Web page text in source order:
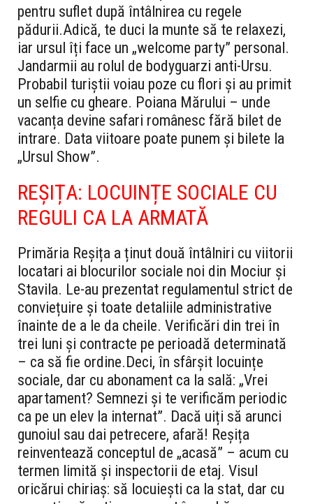
pentru suflet după întâlnirea cu regele
pădurii.Adică, te duci la munte să te relaxezi,
iar ursul îți face un „welcome party” personal.
Jandarmii au rolul de bodyguarzi anti-Ursu.
Probabil turiștii voiau poze cu flori și au primit
un selfie cu gheare. Poiana Mărului – unde
vacanța devine safari românesc fără bilet de
intrare. Data viitoare poate punem și bilete la
„Ursul Show”.
REȘIȚA: LOCUINȚE SOCIALE CU
REGULI CA LA ARMATĂ
Primăria Reșița a ținut două întâlniri cu viitorii
locatari ai blocurilor sociale noi din Mociur și
Stavila. Le-au prezentat regulamentul strict de
conviețuire și toate detaliile administrative
înainte de a le da cheile. Verificări din trei în
trei luni și contracte pe perioadă determinată
– ca să fie ordine.Deci, în sfârșit locuințe
sociale, dar cu abonament ca la sală: „Vrei
apartament? Semnezi și te verificăm periodic
ca pe un elev la internat”. Dacă uiți să arunci
gunoiul sau dai petrecere, afară! Reșița
reinventează conceptul de „acasă” – acum cu
termen limită și inspectorii de etaj. Visul
oricărui chiriaș: să locuiești ca la stat, dar cu